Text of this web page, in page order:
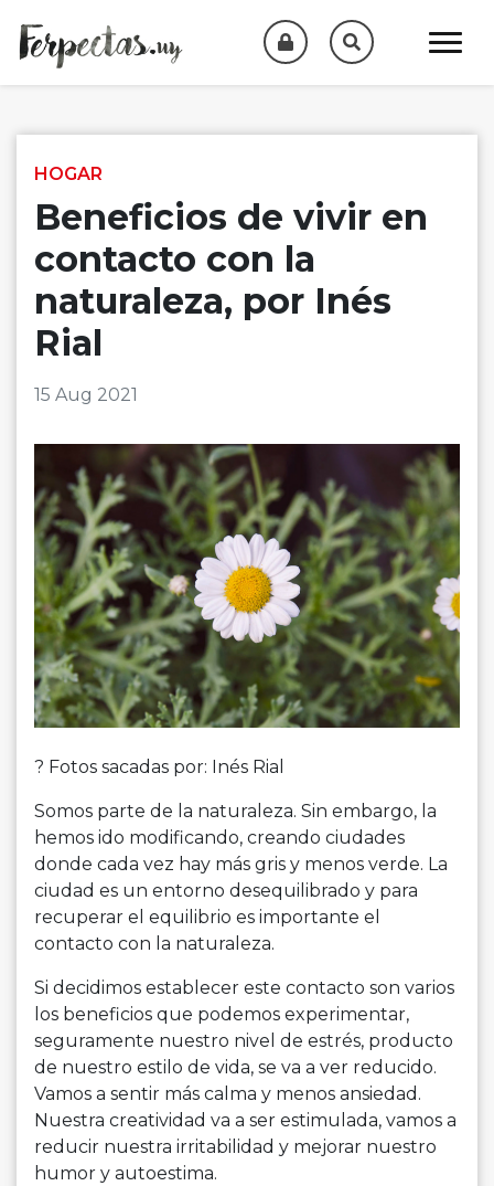
HOGAR
Beneficios de vivir en
contacto con la
naturaleza, por Inés
Rial
15 Aug 2021
? Fotos sacadas por: Inés Rial
Somos parte de la naturaleza. Sin embargo, la
hemos ido modi­ficando, creando ciudades
donde cada vez hay más gris y menos verde. La
ciudad es un entorno desequilibrado y para
recuperar el equilibrio es importante el
contacto con la naturaleza.
Si decidimos establecer este contacto son varios
los benefi­cios que podemos experimentar,
seguramente nuestro nivel de estrés, producto
de nuestro estilo de vida, se va a ver reducido.
Vamos a sentir más calma y menos ansiedad.
Nuestra creatividad va a ser estimulada, vamos a
reducir nuestra irritabilidad y mejorar nuestro
humor y autoestima.